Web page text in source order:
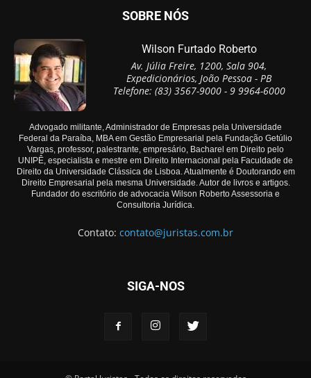
SOBRE NÓS
Wilson Furtado Roberto
Av. Júlia Freire, 1200, Sala 904,
Expedicionários, João Pessoa - PB
Telefone: (83) 3567-9000 - 9 9964-6000
Advogado militante, Administrador de Empresas pela Universidade
Federal da Paraíba, MBA em Gestão Empresarial pela Fundação Getúlio
Vargas, professor, palestrante, empresário, Bacharel em Direito pelo
UNIPÊ, especialista e mestre em Direito Internacional pela Faculdade de
Direito da Universidade Clássica de Lisboa. Atualmente é Doutorando em
Direito Empresarial pela mesma Universidade. Autor de livros e artigos.
Fundador do escritório de advocacia Wilson Roberto Assessoria e
Consultoria Jurídica.
Contato: contato@juristas.com.br
SIGA-NOS